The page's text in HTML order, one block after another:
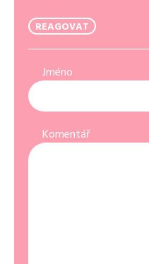
REAGOVAT
Jméno
Komentář